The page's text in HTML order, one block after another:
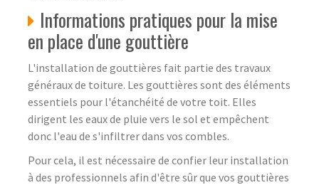
Informations pratiques pour la mise
en place d'une gouttière
L'installation de gouttières fait partie des travaux
généraux de toiture. Les gouttières sont des éléments
essentiels pour l'étanchéité de votre toit. Elles
dirigent les eaux de pluie vers le sol et empêchent
donc l'eau de s'infiltrer dans vos combles.
Pour cela, il est nécessaire de confier leur installation
à des professionnels afin d'être sûr que vos gouttières